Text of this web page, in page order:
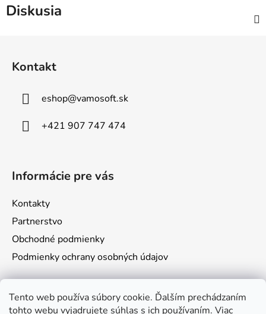
Tento web používa súbory cookie. Ďalším prechádzaním
tohto webu vyjadrujete súhlas s ich používaním. Viac
Diskusia
Kontakt
eshop@vamosoft.sk
+421 907 747 474
Informácie pre vás
Kontakty
Partnerstvo
Obchodné podmienky
Podmienky ochrany osobných údajov
Prijímame online platby